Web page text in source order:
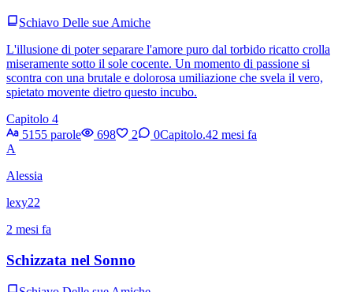
Schiavo Delle sue Amiche
L'illusione di poter separare l'amore puro dal torbido ricatto crolla
miseramente sotto il sole cocente. Un momento di passione si
scontra con una brutale e dolorosa umiliazione che svela il vero,
spietato movente dietro questo incubo.
Capitolo 4
5155 parole
698 2 0Capitolo.42 mesi fa
A
Alessia
lexy22
2 mesi fa
Schizzata nel Sonno